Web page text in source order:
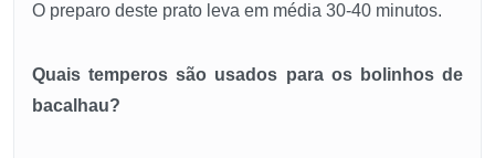
O preparo deste prato leva em média 30-40 minutos.
Quais temperos são usados para os bolinhos de
bacalhau?